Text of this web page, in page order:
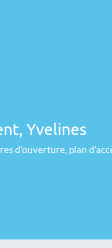
Yvelines
d'ouverture, plan